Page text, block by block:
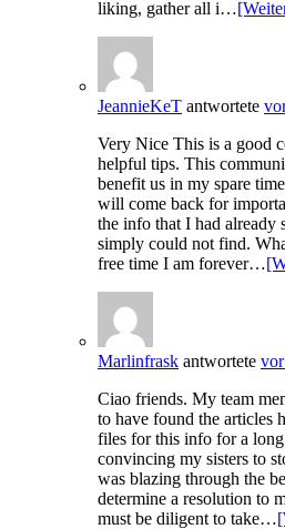
liking, gather all i…
JeannieKeT antwortete
Very Nice This is a good
helpful tips. This
benefit us in my spare
will come back for
the info that I had already
simply could not find.
free time I am forever…
Marlinfrask antwortete
Ciao friends. My team
to have found the articles
files for this info for a
convincing my sisters to
was blazing through the
determine a resolution to
must be diligent to take…